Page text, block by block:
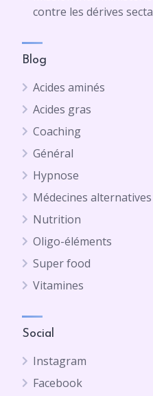
contre les dérives
Blog
Acides aminés
Acides gras
Coaching
Général
Hypnose
Médecines alternatives
Nutrition
Oligo-éléments
Super food
Vitamines
Social
Instagram
Facebook